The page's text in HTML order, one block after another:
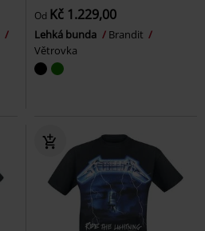
Od Kč 1.229,00
Lehká bunda
Brandit
Větrovka